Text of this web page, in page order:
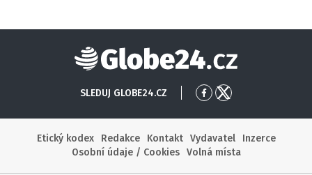
Globe24
SLEDUJ GLOBE24.CZ
Přejít
Facebook
Přejít
X
Etický kodex
Redakce Kontakt Vydavatel
Inzerce
Osobní údaje / Cookies
Volná místa